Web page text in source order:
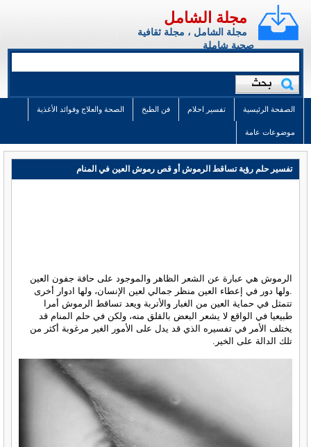
مجلة الشامل
مجلة الشامل ، مجلة ثقافية
صحية شاملة
الصفحة الرئيسية تفسير احلام فن الطبخ الصحة والعلاج وفوائد الأغذية
موضوعات عامة
تفسير حلم رؤية تساقط الرموش أو قص رموش العين في المنام
الرموش هي عبارة عن الشعر الظاهر والموجود على حافة جفون العين
.ولها دور في إعطاء العين منظر جمالي لعين الإنسان، ولها ادوار أخرى
تتمثل في حماية العين من الغبار والأتربة ويعد تساقط الرموش أمرا
طبيعيا في الواقع لا يشعر البعض بالقلق منه، ولكن في حلم المنام قد
يختلف الأمر في تفسيره الذي قد يدل على الأمور الغير مرغوبة أكثر من
تلك الدالة على الخير.